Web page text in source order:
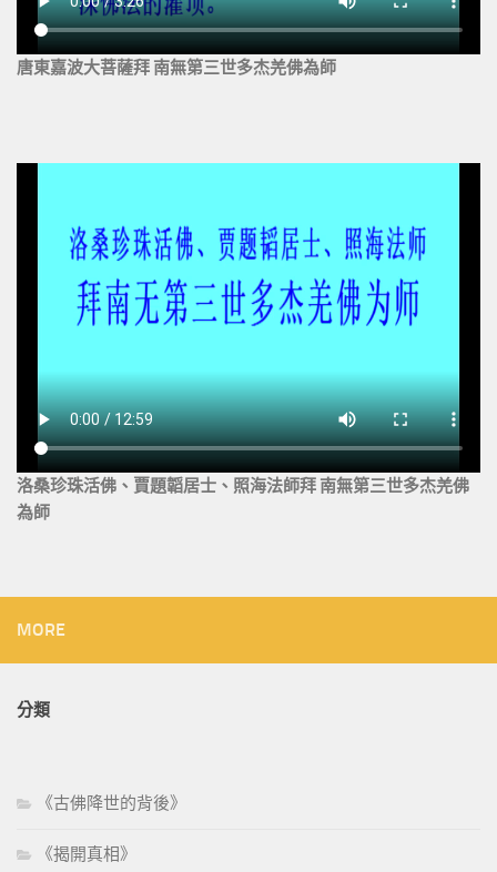
唐東嘉波大菩薩拜 南無第三世多杰羌佛為師
洛桑珍珠活佛、賈題韜居士、照海法師拜 南無第三世多杰羌佛
為師
MORE
分類
《古佛降世的背後》
《揭開真相》